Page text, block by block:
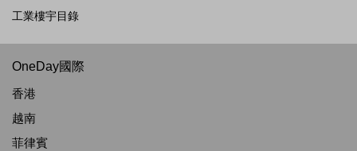
工業樓宇目錄
OneDay國際
香港
越南
菲律賓